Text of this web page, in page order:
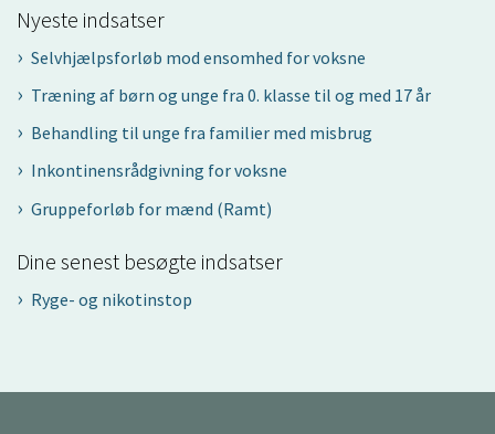
Nyeste indsatser
Selvhjælpsforløb mod ensomhed for voksne
Træning af børn og unge fra 0. klasse til og med 17 år
Behandling til unge fra familier med misbrug
Inkontinensrådgivning for voksne
Gruppeforløb for mænd (Ramt)
Dine senest besøgte indsatser
Ryge- og nikotinstop